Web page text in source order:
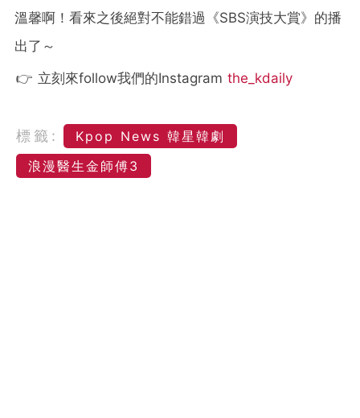
溫馨啊！看來之後絕對不能錯過《SBS演技大賞》的播
出了～
👉 立刻來follow我們的Instagram the_kdaily
標籤:
Kpop News 韓星韓劇
浪漫醫生金師傅3